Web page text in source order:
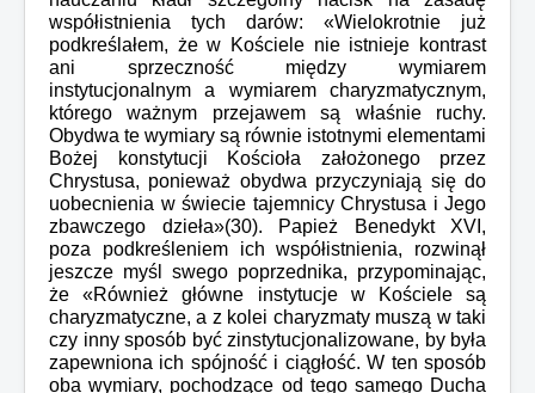
współistnienia tych darów: «Wielokrotnie już
podkreślałem, że w Kościele nie istnieje kontrast
ani sprzeczność między wymiarem
instytucjonalnym a wymiarem charyzmatycznym,
którego ważnym przejawem są właśnie ruchy.
Obydwa te wymiary są równie istotnymi elementami
Bożej konstytucji Kościoła założonego przez
Chrystusa, ponieważ obydwa przyczyniają się do
uobecnienia w świecie tajemnicy Chrystusa i Jego
zbawczego dzieła»(30). Papież Benedykt XVI,
poza podkreśleniem ich współistnienia, rozwinął
jeszcze myśl swego poprzednika, przypominając,
że «Również główne instytucje w Kościele są
charyzmatyczne, a z kolei charyzmaty muszą w taki
czy inny sposób być zinstytucjonalizowane, by była
zapewniona ich spójność i ciągłość. W ten sposób
oba wymiary, pochodzące od tego samego Ducha